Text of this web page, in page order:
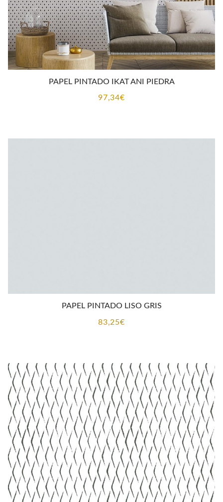
PAPEL PINTADO IKAT ANI PIEDRA
97,34€
PAPEL PINTADO LISO GRIS
83,25€